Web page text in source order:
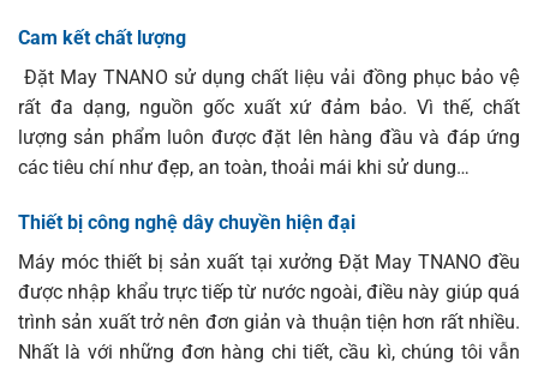
Cam kết chất lượng
Đặt May TNANO sử dụng chất liệu vải đồng phục bảo vệ
rất đa dạng, nguồn gốc xuất xứ đảm bảo. Vì thế, chất
lượng sản phẩm luôn được đặt lên hàng đầu và đáp ứng
các tiêu chí như đẹp, an toàn, thoải mái khi sử dung…
Thiết bị công nghệ dây chuyền hiện đại
Máy móc thiết bị sản xuất tại xưởng Đặt May TNANO đều
được nhập khẩu trực tiếp từ nước ngoài, điều này giúp quá
trình sản xuất trở nên đơn giản và thuận tiện hơn rất nhiều.
Nhất là với những đơn hàng chi tiết, cầu kì, chúng tôi vẫn